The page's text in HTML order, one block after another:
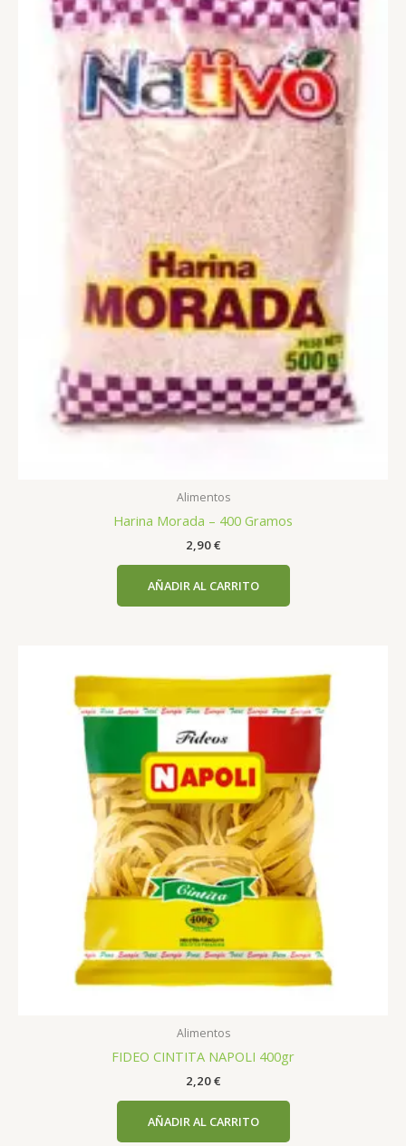
Alimentos
Harina Morada – 400 Gramos
2,90€
AÑADIR AL CARRITO
Alimentos
FIDEO CINTITA NAPOLI 400gr
2,20€
AÑADIR AL CARRITO